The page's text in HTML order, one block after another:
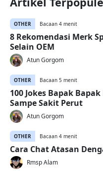
OTHER Bacaan 4 menit
8 Rekomendasi Merk
Selain OEM
Atun Gorgom
OTHER Bacaan 5 menit
100 Jokes Bapak
Sampe Sakit Perut
Atun Gorgom
OTHER Bacaan 4 menit
Cara Chat Atasan
Rmsp Alam